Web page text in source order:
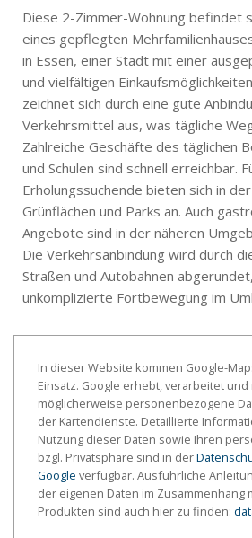
Diese 2-Zimmer-Wohnung befindet
eines gepflegten
in Essen, einer Stadt mit einer
und vielfältigen
zeichnet sich durch eine gute
Verkehrsmittel aus, was tägliche
Zahlreiche Geschäfte des täglichen
und Schulen sind schnell erreichbar.
Erholungssuchende bieten sich in
Grünflächen und Parks an. Auch
Angebote sind in der näheren
Die Verkehrsanbindung wird durch
Straßen und Autobahnen
unkomplizierte Fortbewegung im
In dieser Website kommen Google-
Einsatz. Google erhebt, verarbeitet
möglicherweise personenbezogene
der Kartendienste. Detaillierte
Nutzung dieser Daten sowie Ihren
bzgl. Privatsphäre sind in der
Google verfügbar. Ausführliche
der eigenen Daten im Zusammenhang
Produkten sind auch hier zu finden: